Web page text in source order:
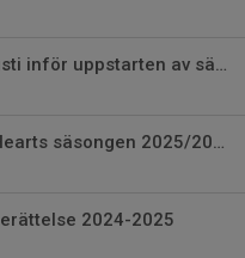
Styrelsemöte den 6 augusti inför uppstarten av säsongen 2025/2026
Träningstiderna för HK Hearts säsongen 2025/2026
2024-2025